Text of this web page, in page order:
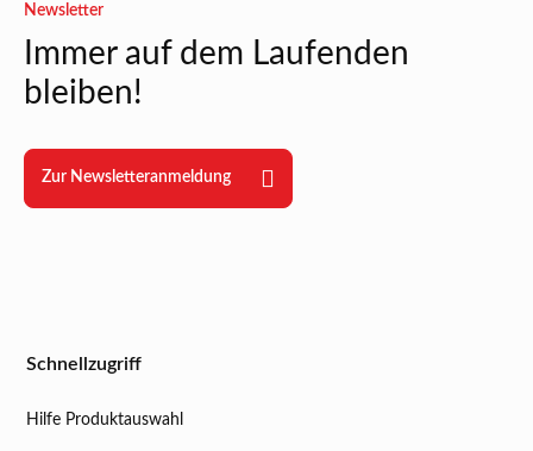
Newsletter
Immer auf dem Laufenden
bleiben!
Zur Newsletteranmeldung
Schnellzugriff
Hilfe Produktauswahl